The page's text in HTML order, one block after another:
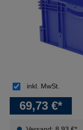
69,73 €*
inkl. MwSt.